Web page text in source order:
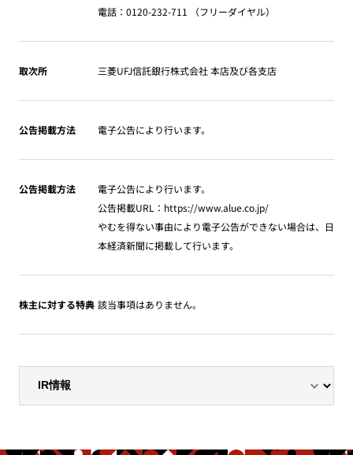
電話：0120-232-711 （フリーダイヤル）
取次所 三菱UFJ信託銀行株式会社 本店及び各支店
公告掲載方法 電子公告により行います。
公告掲載方法
電子公告により行います。
公告掲載URL：https://www.alue.co.jp/
やむを得ない事由により電子公告ができない場合は、日
本経済新聞に掲載して行います。
株主に対する特典 該当事項はありません。